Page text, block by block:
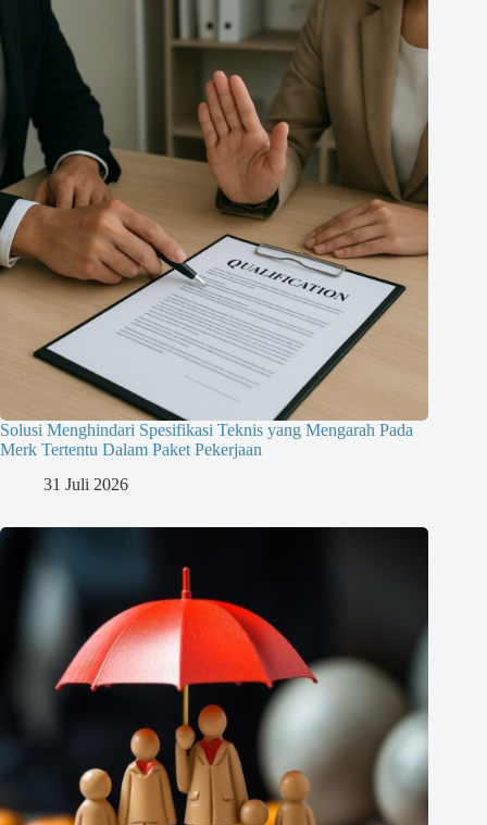
Solusi Menghindari Spesifikasi Teknis yang Mengarah Pada
Merk Tertentu Dalam Paket Pekerjaan
31 Juli 2026